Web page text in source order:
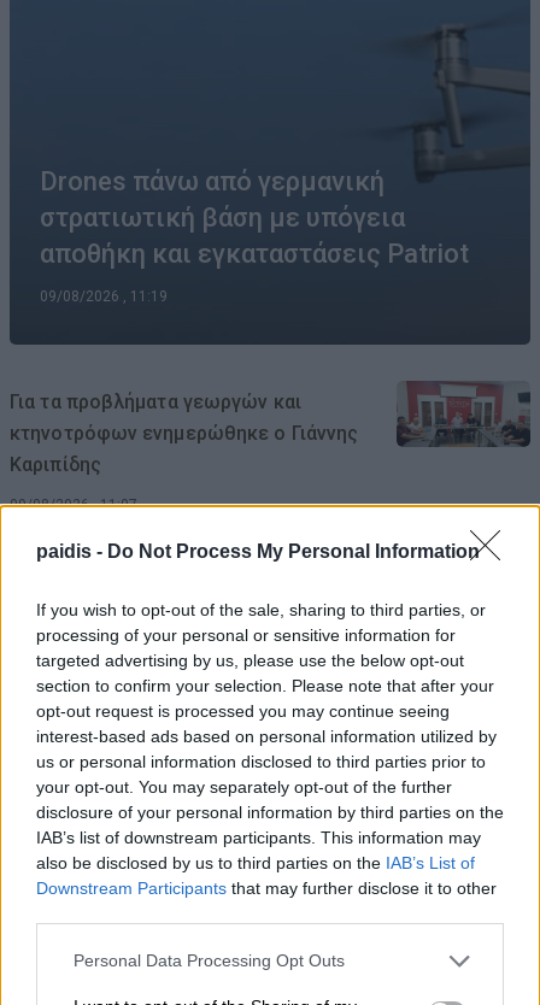
paidis - Do Not Process My Personal Information
If you wish to opt-out of the sale, sharing to third parties, or
processing of your personal or sensitive information for
targeted advertising by us, please use the below opt-out
section to confirm your selection. Please note that after your
opt-out request is processed you may continue seeing
interest-based ads based on personal information utilized by
us or personal information disclosed to third parties prior to
your opt-out. You may separately opt-out of the further
disclosure of your personal information by third parties on the
IAB’s list of downstream participants. This information may
also be disclosed by us to third parties on the IAB’s List of
Downstream Participants that may further disclose it to other
Personal Data Processing Opt Outs
Drones πάνω από γερμανική
στρατιωτική βάση με υπόγεια
αποθήκη και εγκαταστάσεις Patriot
09/08/2026 , 11:19
Για τα προβλήματα γεωργών και
κτηνοτρόφων ενημερώθηκε ο Γιάννης
Καριπίδης
09/08/2026 , 11:07
Δύο συλλήψεις σε Λάρισα και Φάρσαλα
για διατάραξη κοινής ησυχίας
09/08/2026 , 10:41
Λάμπρος Ζάρρας: Οι αγρότες χρειάζονται
έργα, όχι επικοινωνιακούς
πανηγυρισμούς
09/08/2026 , 10:17
Τροχαίο με τραυματίες αστυνομικούς –
Εκσφενδονίστηκαν από τη μοτοσικλέτα